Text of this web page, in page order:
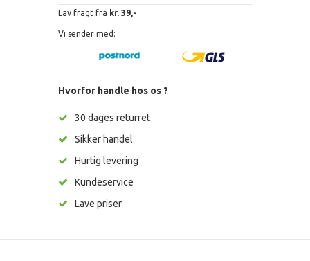
Lav fragt fra kr. 39,-
Vi sender med:
Hvorfor handle hos os ?
30 dages returret
Sikker handel
Hurtig levering
Kundeservice
Lave priser